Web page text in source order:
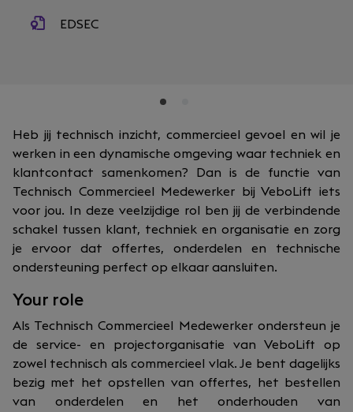
EDSEC
Heb jij technisch inzicht, commercieel gevoel en wil je
werken in een dynamische omgeving waar techniek en
klantcontact samenkomen? Dan is de functie van
Technisch Commercieel Medewerker bij VeboLift iets
voor jou. In deze veelzijdige rol ben jij de verbindende
schakel tussen klant, techniek en organisatie en zorg
je ervoor dat offertes, onderdelen en technische
ondersteuning perfect op elkaar aansluiten.
Your role
Als Technisch Commercieel Medewerker ondersteun je
de service- en projectorganisatie van VeboLift op
zowel technisch als commercieel vlak. Je bent dagelijks
bezig met het opstellen van offertes, het bestellen
van onderdelen en het onderhouden van